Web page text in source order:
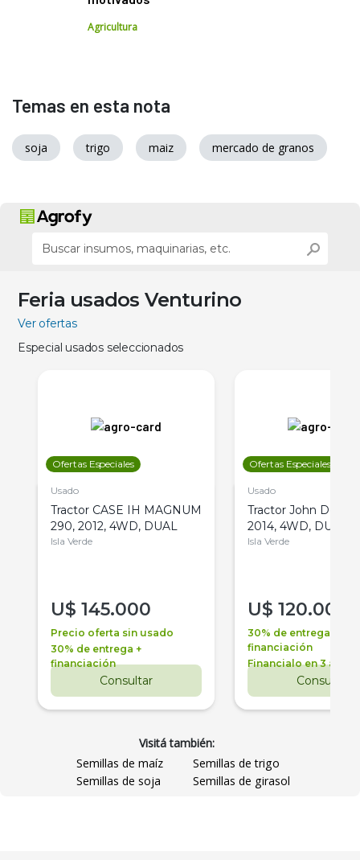
Agricultura
Temas en esta nota
soja trigo maiz mercado de granos
Feria usados Venturino
Ver ofertas
Especial usados seleccionados
Ofertas Especiales
Usado
Tractor CASE IH MAGNUM
290, 2012, 4WD, DUAL
Isla Verde
U$ 145.000
Precio oferta sin usado
30% de entrega +
financiación
Consultar
Ofertas Especiales
Usado
Tractor John Deere
2014, 4WD, DUAL
Isla Verde
U$ 120.000
30% de entrega +
financiación
Financialo en 3 años
Consultar
Visitá también:
Semillas de maíz
Semillas de trigo
Semillas de soja
Semillas de girasol